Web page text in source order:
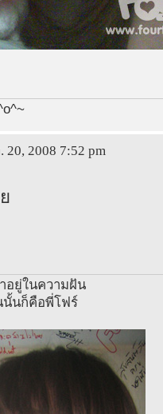
20, 2008 7:52 pm
อยู่ในความฝัน
นั้นก็คือพี่โฟร์